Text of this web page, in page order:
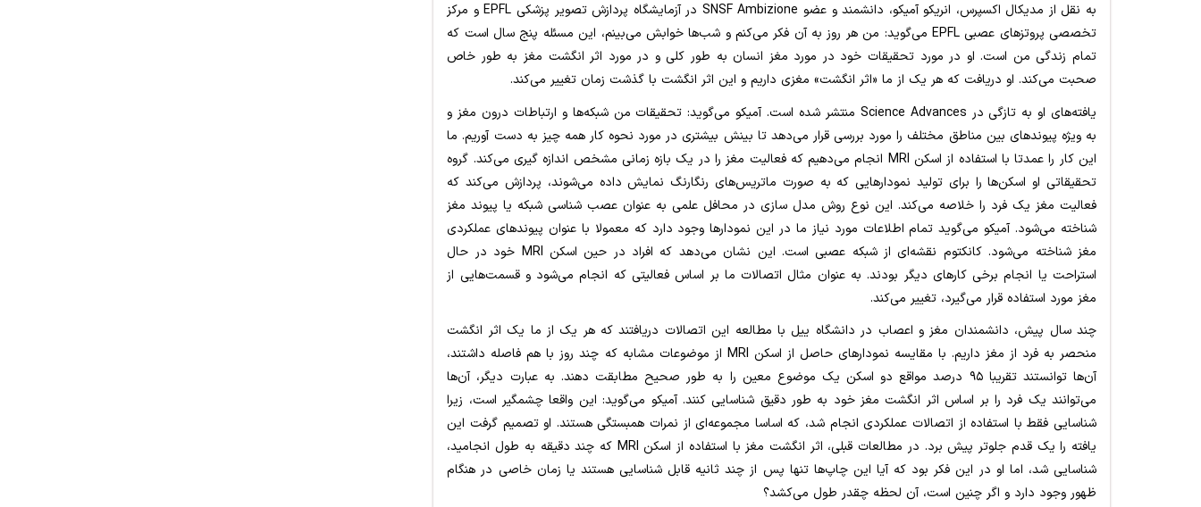
به نقل از مدیکال اکسپرس، انریکو آمیکو، دانشمند و عضو SNSF Ambizione در آزمایشگاه پردازش تصویر پزشکی EPFL و مرکز
تخصصی پروتزهای عصبی EPFL می‌گوید: من هر روز به آن فکر می‌کنم و شب‌ها خوابش می‌بینم، این مسئله پنج سال است که
تمام زندگی من است. او در مورد تحقیقات خود در مورد مغز انسان به طور کلی و در مورد اثر انگشت مغز به طور خاص
صحبت می‌کند. او دریافت که هر یک از ما «اثر انگشت» مغزی داریم و این اثر انگشت با گذشت زمان تغییر می‌کند.
یافته‌های او به تازگی در Science Advances منتشر شده است. آمیکو می‌گوید: تحقیقات من شبکه‌ها و ارتباطات درون مغز و
به ویژه پیوندهای بین مناطق مختلف را مورد بررسی قرار می‌دهد تا بینش بیشتری در مورد نحوه کار همه چیز به دست آوریم. ما
این کار را عمدتا با استفاده از اسکن MRI انجام می‌دهیم که فعالیت مغز را در یک بازه زمانی مشخص اندازه گیری می‌کند. گروه
تحقیقاتی او اسکن‌ها را برای تولید نمودارهایی که به صورت ماتریس‌های رنگارنگ نمایش داده می‌شوند، پردازش می‌کند که
فعالیت مغز یک فرد را خلاصه می‌کند. این نوع روش مدل سازی در محافل علمی به عنوان عصب شناسی شبکه یا پیوند مغز
شناخته می‌شود. آمیکو می‌گوید تمام اطلاعات مورد نیاز ما در این نمودارها وجود دارد که معمولا با عنوان پیوندهای عملکردی
مغز شناخته می‌شود. کانکتوم نقشه‌ای از شبکه عصبی است. این نشان می‌دهد که افراد در حین اسکن MRI خود در حال
استراحت یا انجام برخی کارهای دیگر بودند. به عنوان مثال اتصالات ما بر اساس فعالیتی که انجام می‌شود و قسمت‌هایی از
مغز مورد استفاده قرار می‌گیرد، تغییر می‌کند.
چند سال پیش، دانشمندان مغز و اعصاب در دانشگاه ییل با مطالعه این اتصالات دریافتند که هر یک از ما یک اثر انگشت
منحصر به فرد از مغز داریم. با مقایسه نمودارهای حاصل از اسکن MRI از موضوعات مشابه که چند روز با هم فاصله داشتند،
آن‌ها توانستند تقریبا ۹۵ درصد مواقع دو اسکن یک موضوع معین را به طور صحیح مطابقت دهند. به عبارت دیگر، آن‌ها
می‌توانند یک فرد را بر اساس اثر انگشت مغز خود به طور دقیق شناسایی کنند. آمیکو می‌گوید: این واقعا چشمگیر است، زیرا
شناسایی فقط با استفاده از اتصالات عملکردی انجام شد، که اساسا مجموعه‌ای از نمرات همبستگی هستند. او تصمیم گرفت این
یافته را یک قدم جلوتر پیش برد. در مطالعات قبلی، اثر انگشت مغز با استفاده از اسکن MRI که چند دقیقه به طول انجامید،
شناسایی شد، اما او در این فکر بود که آیا این چاپ‌ها تنها پس از چند ثانیه قابل شناسایی هستند یا زمان خاصی در هنگام
ظهور وجود دارد و اگر چنین است، آن لحظه چقدر طول می‌کشد؟